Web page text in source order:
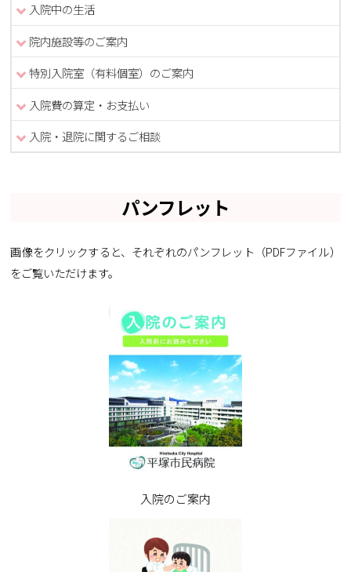
入院中の生活
院内施設等のご案内
特別入院室（有料個室）のご案内
入院費の算定・お支払い
入院・退院に関するご相談
パンフレット
画像をクリックすると、それぞれのパンフレット（PDFファイル）
をご覧いただけます。
入院のご案内